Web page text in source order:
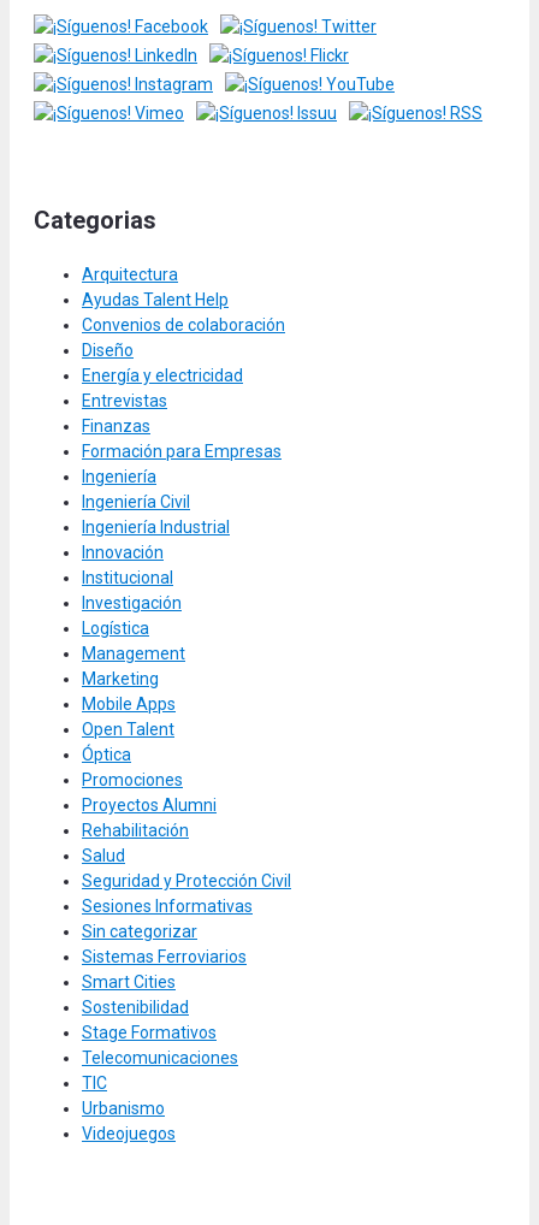
Categorias
Arquitectura
Ayudas Talent Help
Convenios de colaboración
Diseño
Energía y electricidad
Entrevistas
Finanzas
Formación para Empresas
Ingeniería
Ingeniería Civil
Ingeniería Industrial
Innovación
Institucional
Investigación
Logística
Management
Marketing
Mobile Apps
Open Talent
Óptica
Promociones
Proyectos Alumni
Rehabilitación
Salud
Seguridad y Protección Civil
Sesiones Informativas
Sin categorizar
Sistemas Ferroviarios
Smart Cities
Sostenibilidad
Stage Formativos
Telecomunicaciones
TIC
Urbanismo
Videojuegos